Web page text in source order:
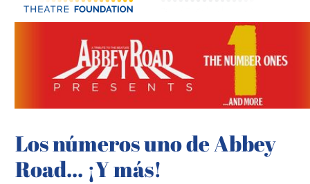
Los números uno de Abbey
Road... ¡Y más!